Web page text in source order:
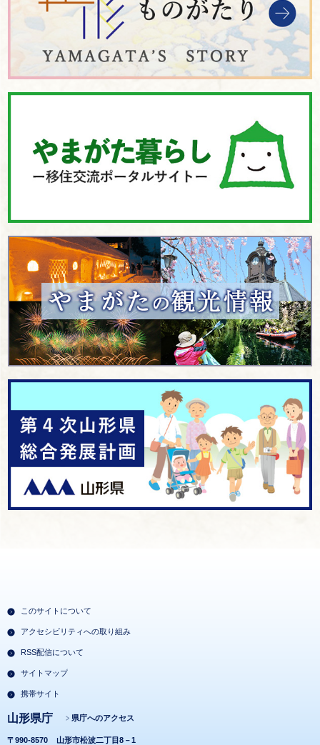
このサイトについて
アクセシビリティへの取り組み
RSS配信について
サイトマップ
携帯サイト
山形県庁 県庁へのアクセス
〒990-8570 山形市松波二丁目8－1